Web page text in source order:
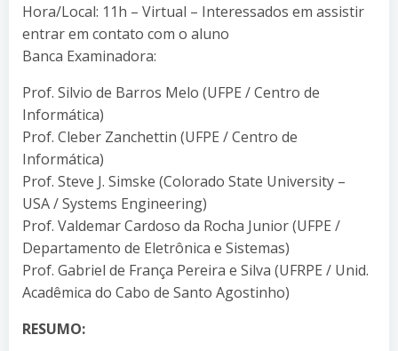
Hora/Local: 11h – Virtual – Interessados em assistir
entrar em contato com o aluno
Banca Examinadora:
Prof. Silvio de Barros Melo (UFPE / Centro de
Informática)
Prof. Cleber Zanchettin (UFPE / Centro de
Informática)
Prof. Steve J. Simske (Colorado State University –
USA / Systems Engineering)
Prof. Valdemar Cardoso da Rocha Junior (UFPE /
Departamento de Eletrônica e Sistemas)
Prof. Gabriel de França Pereira e Silva (UFRPE / Unid.
Acadêmica do Cabo de Santo Agostinho)
RESUMO: